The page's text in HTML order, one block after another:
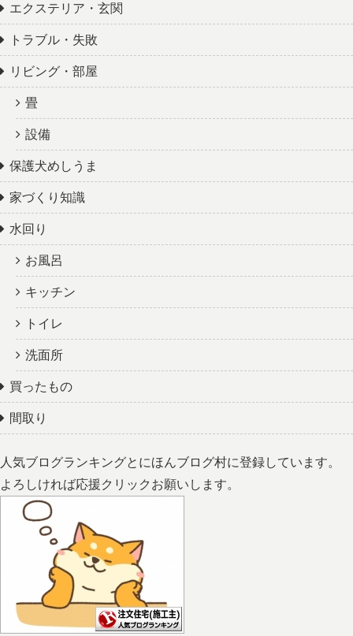
エクステリア・玄関
トラブル・失敗
リビング・部屋
畳
設備
保護犬めしうま
家づくり知識
水回り
お風呂
キッチン
トイレ
洗面所
買ったもの
間取り
人気ブログランキングとにほんブログ村に登録しています。
よろしければ応援クリックお願いします。